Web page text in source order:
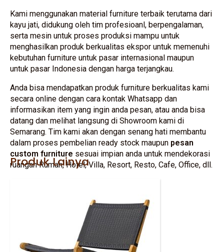
Kami menggunakan material furniture terbaik terutama dari
kayu jati, didukung oleh tim profesioanl, berpengalaman,
serta mesin untuk proses produksi mampu untuk
menghasilkan produk berkualitas ekspor untuk memenuhi
kebutuhan furniture untuk pasar internasional maupun
untuk pasar Indonesia dengan harga terjangkau.
Anda bisa mendapatkan produk furniture berkualitas kami
secara online dengan cara kontak Whatsapp dan
informasikan item yang ingin anda pesan, atau anda bisa
datang dan melihat langsung di Showroom kami di
Semarang. Tim kami akan dengan senang hati membantu
dalam proses pembelian ready stock maupun pesan
custom furniture sesuai impian anda untuk mendekorasi
ruangan Rumah, Hotel, Villa, Resort, Resto, Cafe, Office, dll.
Produk Lainya